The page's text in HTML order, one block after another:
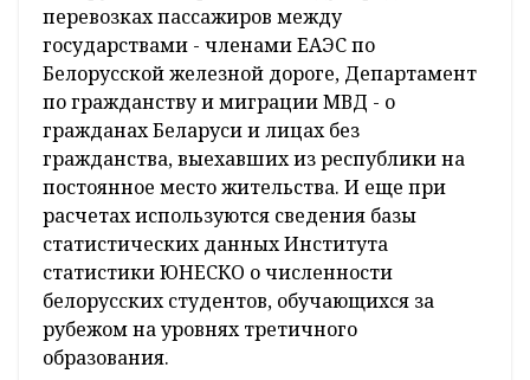
перевозках"). Также экстраполируются
первичные статданные выборочного
обследования домашних хозяйств по уровню
жизни о численности граждан Беларуси,
выехавших в Россию, и выборочного
обследования в целях изучения проблем
занятости населения. Кроме того,
Госпогранкомитет предоставляет данные о
пересечении государственной границы
Беларуси, Минтранс - о международных
перевозках пассажиров между
государствами - членами ЕАЭС по
Белорусской железной дороге, Департамент